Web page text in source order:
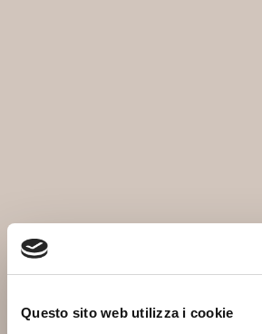
Questo sito web utilizza i cookie